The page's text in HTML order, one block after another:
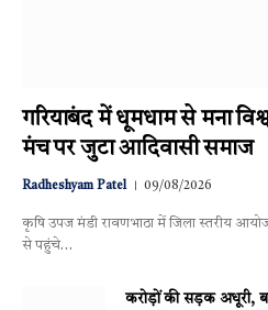
गरियाबंद में धूमधाम से मना
मंच पर जुटा आदिवासी समाज
Radheshyam Patel 09/08/2026
कृषि उपज मंडी रावणभाठा में जिला स्तरीय
से पहुंचे…
करोड़ों की सड़क अधूरी,